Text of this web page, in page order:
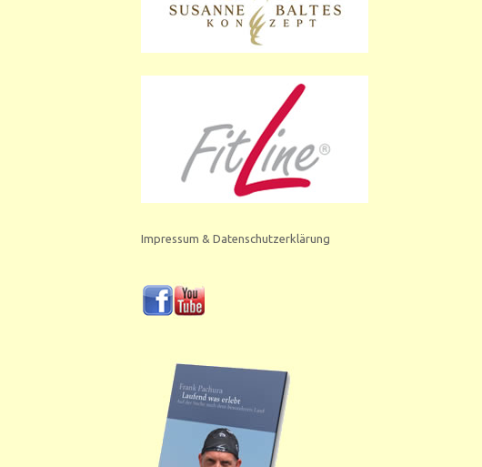
Impressum & Datenschutzerklärung